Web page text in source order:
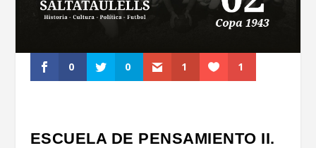
0 0 1 1
ESCUELA DE PENSAMIENTO II.